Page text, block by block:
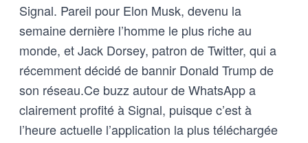
Signal. Pareil pour Elon Musk, devenu la
semaine dernière l’homme le plus riche au
monde, et Jack Dorsey, patron de Twitter, qui a
récemment décidé de bannir Donald Trump de
son réseau.Ce buzz autour de WhatsApp a
clairement profité à Signal, puisque c’est à
l’heure actuelle l’application la plus téléchargée